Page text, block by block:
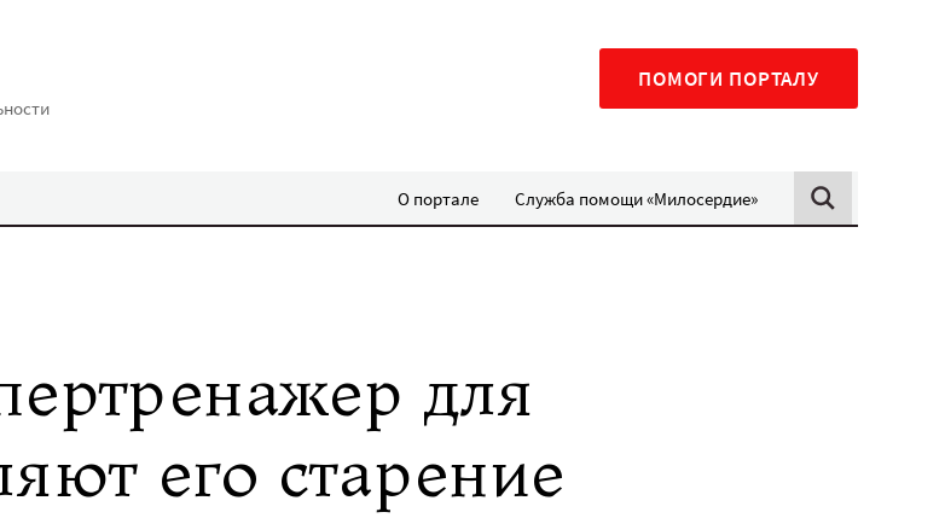
ПОМОГИ ПОРТАЛУ
О портале Служба помощи «Милосердие»
для
его старение